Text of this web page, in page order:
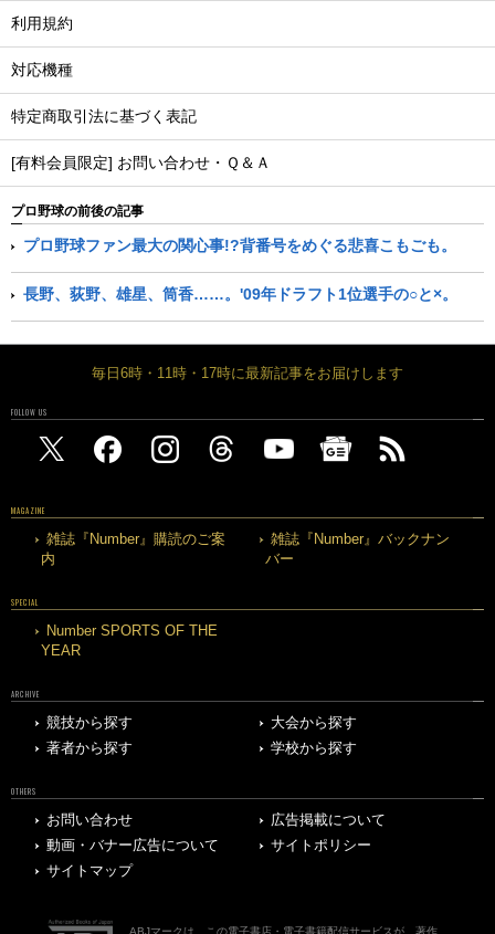
利用規約
対応機種
特定商取引法に基づく表記
[有料会員限定] お問い合わせ・Ｑ＆Ａ
プロ野球の前後の記事
プロ野球ファン最大の関心事!?背番号をめぐる悲喜こもごも。
長野、荻野、雄星、筒香……。'09年ドラフト1位選手の○と×。
毎日6時・11時・17時に最新記事をお届けします
FOLLOW US
MAGAZINE
雑誌『Number』購読のご案
内
雑誌『Number』バックナン
バー
SPECIAL
Number SPORTS OF THE
YEAR
ARCHIVE
競技から探す
大会から探す
著者から探す
学校から探す
OTHERS
お問い合わせ
広告掲載について
動画・バナー広告について
サイトポリシー
サイトマップ
ABJマークは、この電子書店・電子書籍配信サービスが、著作